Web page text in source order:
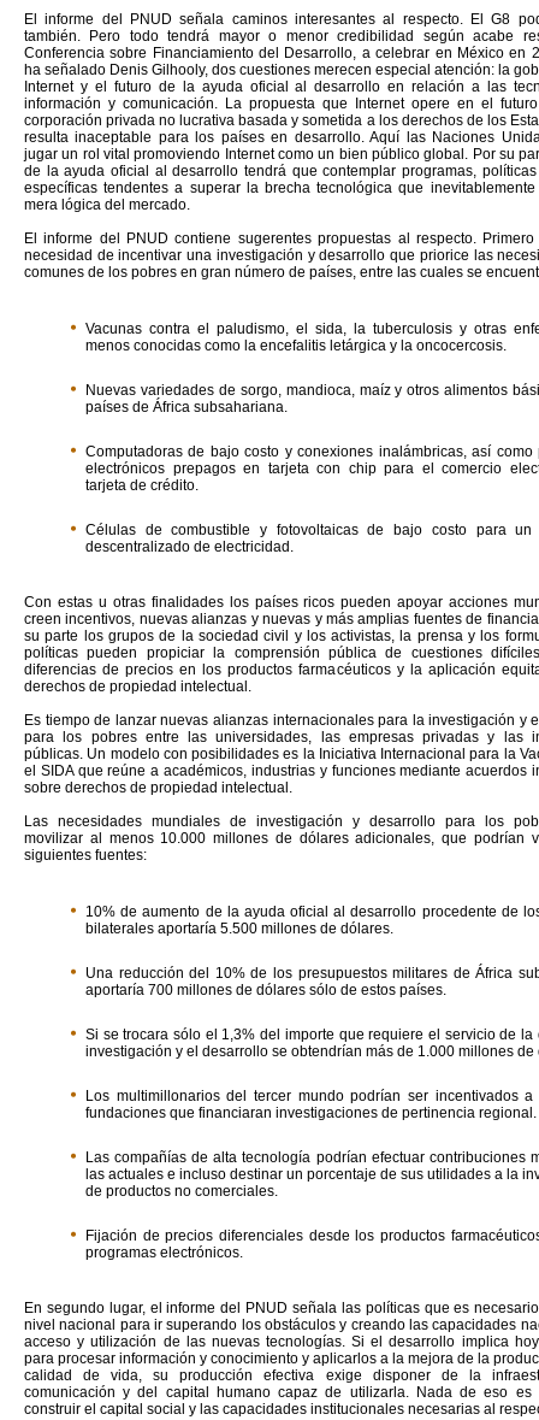
El informe del PNUD señala caminos interesantes al respecto. El G8
también. Pero todo tendrá mayor o menor credibilidad según acabe
Conferencia sobre Financiamiento del Desarrollo, a celebrar en México en
ha señalado Denis Gilhooly, dos cuestiones merecen especial atención: la
Internet y el futuro de la ayuda oficial al desarrollo en relación a las
información y comunicación. La propuesta que Internet opere en el
corporación privada no lucrativa basada y sometida a los derechos de los
resulta inaceptable para los países en desarrollo. Aquí las Naciones
jugar un rol vital promoviendo Internet como un bien público global. Por su
de la ayuda oficial al desarrollo tendrá que contemplar programas,
específicas tendentes a superar la brecha tecnológica que
mera lógica del mercado.
El informe del PNUD contiene sugerentes propuestas al respecto.
necesidad de incentivar una investigación y desarrollo que priorice las
comunes de los pobres en gran número de países, entre las cuales se
Vacunas contra el paludismo, el sida, la tuberculosis y otras
menos conocidas como la encefalitis letárgica y la oncocercosis.
Nuevas variedades de sorgo, mandioca, maíz y otros alimentos
países de África subsahariana.
Computadoras de bajo costo y conexiones inalámbricas, así como
electrónicos prepagos en tarjeta con chip para el comercio
tarjeta de crédito.
Células de combustible y fotovoltaicas de bajo costo para un
descentralizado de electricidad.
Con estas u otras finalidades los países ricos pueden apoyar acciones
creen incentivos, nuevas alianzas y nuevas y más amplias fuentes de
su parte los grupos de la sociedad civil y los activistas, la prensa y los
políticas pueden propiciar la comprensión pública de cuestiones
diferencias de precios en los productos farmacéuticos y la aplicación
derechos de propiedad intelectual.
Es tiempo de lanzar nuevas alianzas internacionales para la investigación y
para los pobres entre las universidades, las empresas privadas y las
públicas. Un modelo con posibilidades es la Iniciativa Internacional para la
el SIDA que reúne a académicos, industrias y funciones mediante acuerdos
sobre derechos de propiedad intelectual.
Las necesidades mundiales de investigación y desarrollo para los
movilizar al menos 10.000 millones de dólares adicionales, que podrían
siguientes fuentes:
10% de aumento de la ayuda oficial al desarrollo procedente de
bilaterales aportaría 5.500 millones de dólares.
Una reducción del 10% de los presupuestos militares de África
aportaría 700 millones de dólares sólo de estos países.
Si se trocara sólo el 1,3% del importe que requiere el servicio de la
investigación y el desarrollo se obtendrían más de 1.000 millones de
Los multimillonarios del tercer mundo podrían ser incentivados a
fundaciones que financiaran investigaciones de pertinencia regional.
Las compañías de alta tecnología podrían efectuar contribuciones
las actuales e incluso destinar un porcentaje de sus utilidades a la
de productos no comerciales.
Fijación de precios diferenciales desde los productos
programas electrónicos.
En segundo lugar, el informe del PNUD señala las políticas que es
nivel nacional para ir superando los obstáculos y creando las capacidades
acceso y utilización de las nuevas tecnologías. Si el desarrollo implica
para procesar información y conocimiento y aplicarlos a la mejora de la
calidad de vida, su producción efectiva exige disponer de la
comunicación y del capital humano capaz de utilizarla. Nada de eso es
construir el capital social y las capacidades institucionales necesarias al